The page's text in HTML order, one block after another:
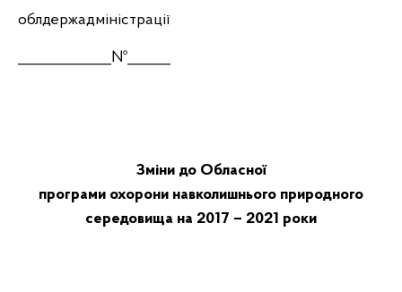
облдержадміністрації
_____________№______
Зміни до Обласної
програми охорони навколишнього природного
середовища на 2017 – 2021 роки